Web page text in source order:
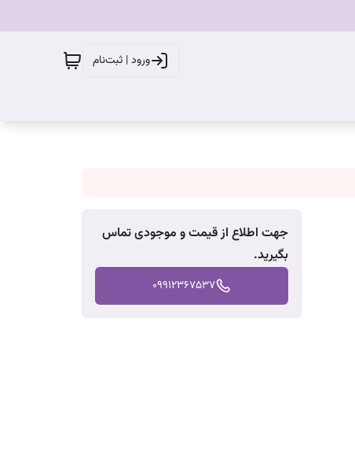
ورود | ثبت‌نام
جهت اطلاع از قیمت و موجودی تماس
بگیرید.
09912367537